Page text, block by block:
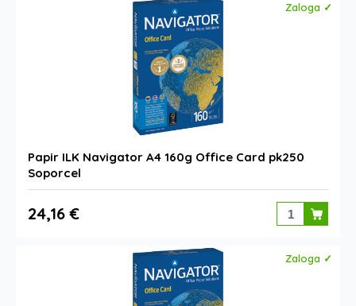
Zaloga ✓
Papir ILK Navigator A4 160g Office Card pk250
Soporcel
24,16 €
Zaloga ✓